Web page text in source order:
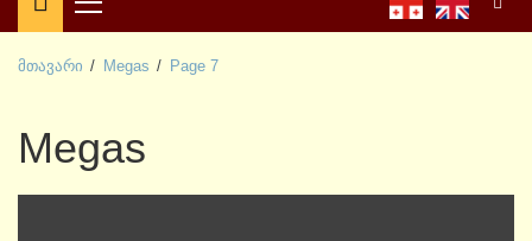
Primary
Menu
მთავარი Megas Page 7
Megas